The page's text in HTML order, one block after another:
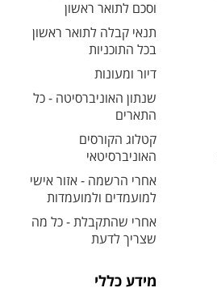
וסכם לתואר ראשון
תנאי קבלה לתואר ראשון
בכל התוכניות
דיור ומעונות
שנתון האוניברסיטה - כל
התארים
קטלוג הקורסים
האוניברסיטאי
אחרי הרשמה - אזור אישי
למועמדים ולמועמדות
אחרי שהתקבלת - כל מה
שצריך לדעת
מידע כללי